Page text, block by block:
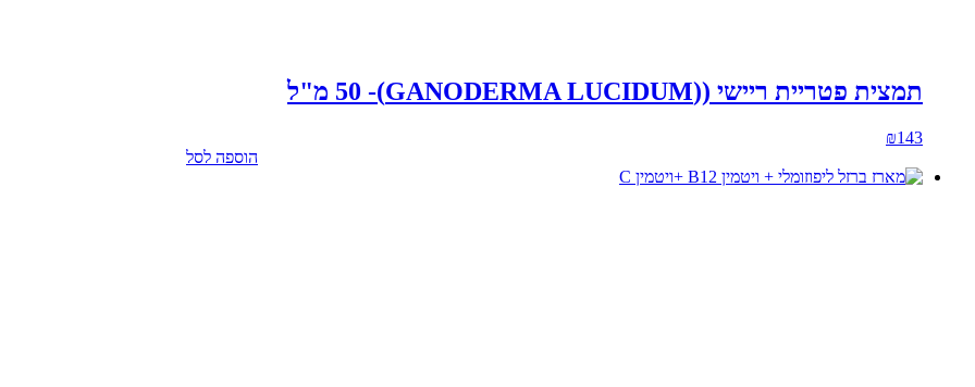
תמצית פטריית ריישי ((GANODERMA LUCIDUM)- 50 מ"ל
₪143
הוספה לסל